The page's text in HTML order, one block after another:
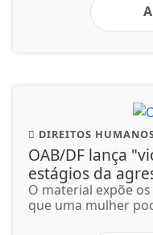
DIREITOS
OAB/DF lança
estágios da
O material expõe
que uma mulher